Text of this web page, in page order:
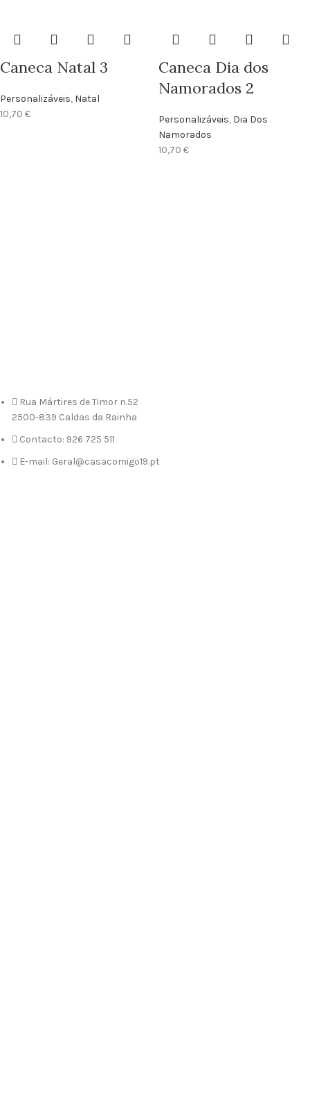
Caneca Natal 3
Personalizáveis, Natal
10,70 €
Caneca Dia dos
Namorados 2
Personalizáveis, Dia Dos
Namorados
10,70 €
Rua Mártires de Timor n.52
2500-839 Caldas da Rainha
Contacto: 926 725 511
E-mail: Geral@casacomigo19.pt